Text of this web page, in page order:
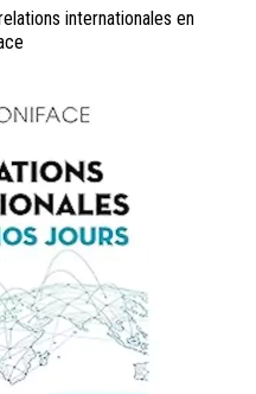
internationales en